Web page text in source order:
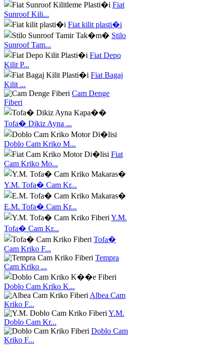
Fiat
Sunroof Kili...
Fiat kilit plasti�i
Stilo
Sunroof Tam...
Fiat Depo
Kilit P...
Fiat Bagaj
Kilit ...
Cam Denge
Fiberi
Tofa� Dikiz Ayna ...
Doblo Cam Kriko M...
Fiat
Cam Kriko Mo...
Y.M. Tofa� Cam Kr...
E.M. Tofa� Cam Kr...
Y.M.
Tofa� Cam Kr...
Tofa�
Cam Kriko F...
Tempra
Cam Kriko ...
Doblo Cam Kriko K...
Albea Cam
Kriko F...
Y.M.
Doblo Cam Kr...
Doblo Cam
Kriko F...